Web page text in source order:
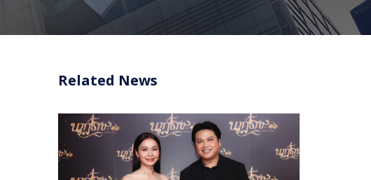
Related News